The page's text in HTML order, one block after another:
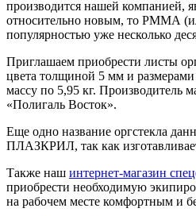
производится нашей компанией,
относительно новым, то РММА
популярностью уже несколько
Приглашаем приобрести листы
цвета толщиной 5 мм и
массу по 5,95 кг. Производитель
«Полигаль Восток».
Еще одно название оргстекла
ПЛАЗКРИЛ, так как
Также наш интернет-магазин
приобрести необходимую
на рабочем месте комфортным и